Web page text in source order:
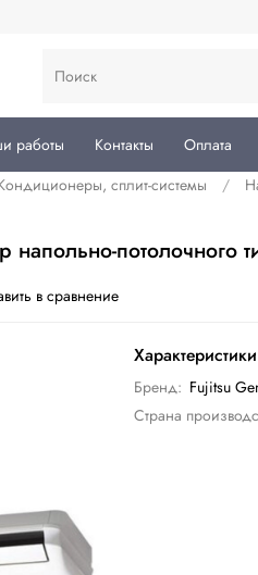
работы Контакты Оплата
сплит-системы
потолочного
в сравнение
Характеристики
Бренд: Fujitsu
Страна